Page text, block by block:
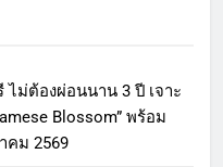
ไม่ต้องผ่อนนาน 3 ปี เจาะ
Blossom” พร้อม
คม 2569